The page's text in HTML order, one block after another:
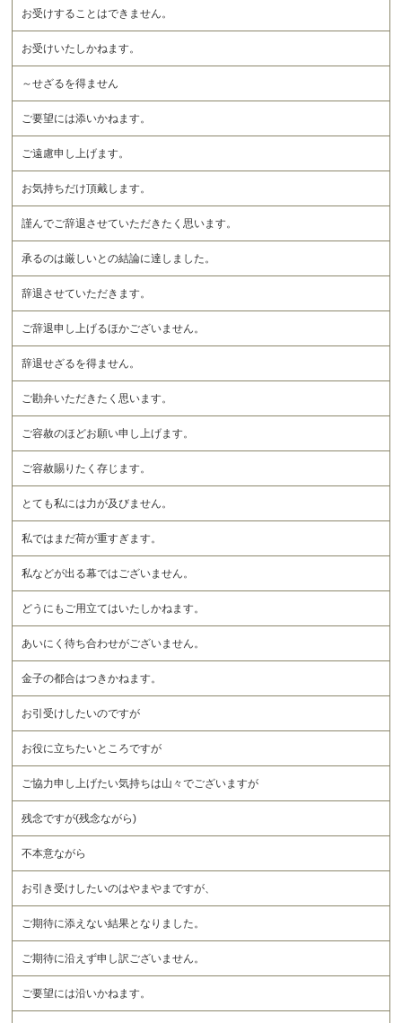
お受けすることはできません。
お受けいたしかねます。
～せざるを得ません
ご要望には添いかねます。
ご遠慮申し上げます。
お気持ちだけ頂戴します。
謹んでご辞退させていただきたく思います。
承るのは厳しいとの結論に達しました。
辞退させていただきます。
ご辞退申し上げるほかございません。
辞退せざるを得ません。
ご勘弁いただきたく思います。
ご容赦のほどお願い申し上げます。
ご容赦賜りたく存じます。
とても私には力が及びません。
私ではまだ荷が重すぎます。
私などが出る幕ではございません。
どうにもご用立てはいたしかねます。
あいにく待ち合わせがございません。
金子の都合はつきかねます。
お引受けしたいのですが
お役に立ちたいところですが
ご協力申し上げたい気持ちは山々でございますが
残念ですが(残念ながら)
不本意ながら
お引き受けしたいのはやまやまですが、
ご期待に添えない結果となりました。
ご期待に沿えず申し訳ございません。
ご要望には沿いかねます。